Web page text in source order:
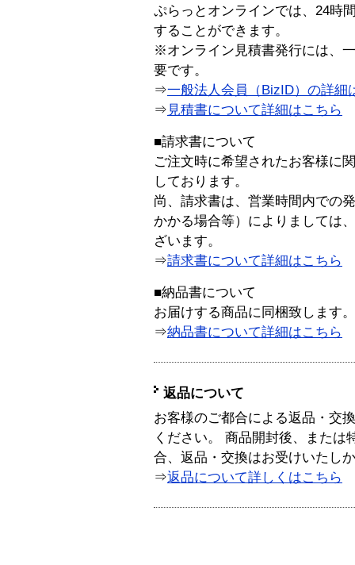
ぷらっとオンラインでは、24時
することができます。
※オンライン見積書発行には、
要です。
⇒一般法人会員（BizID）の詳細
⇒ 見積書について詳細はこちら
■請求書について
ご注文時に希望されたお客様に
しております。
尚、請求書は、営業時間内での
かかる場合等）によりましては
ざいます。
⇒請求書について詳細はこちら
■納品書について
お届けする商品に同梱致します。
⇒納品書について詳細はこちら
返品について
お客様のご都合による返品・交
ください。 商品開封後、または
合、返品・交換はお受けいたし
⇒返品について詳しくはこちら